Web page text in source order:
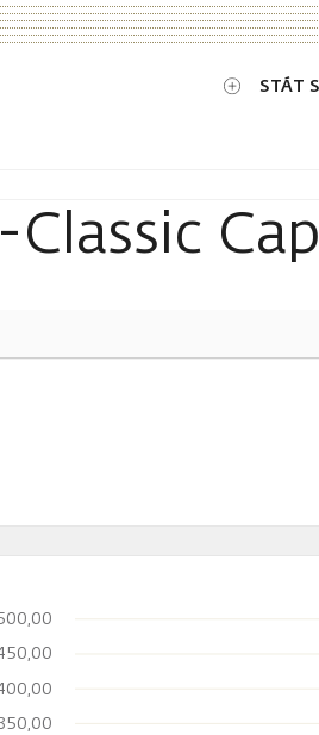
STÁT
Classic